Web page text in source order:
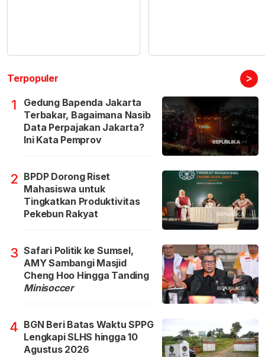
Terpopuler >
1
Gedung Bapenda Jakarta
Terbakar, Bagaimana Nasib
Data Perpajakan Jakarta?
Ini Kata Pemprov
2 BPDP Dorong Riset
Mahasiswa untuk
Tingkatkan Produktivitas
Pekebun Rakyat
3 Safari Politik ke Sumsel,
AMY Sambangi Masjid
Cheng Hoo Hingga Tanding
Minisoccer
4 BGN Beri Batas Waktu SPPG
Lengkapi SLHS hingga 10
Agustus 2026